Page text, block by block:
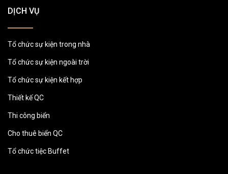
DỊCH VỤ
Tổ chức sự kiện trong nhà
Tổ chức sự kiện ngoài trời
Tổ chức sự kiện kết hợp
Thiết kế QC
Thi công biển
Cho thuê biển QC
Tổ chức tiệc Buffet